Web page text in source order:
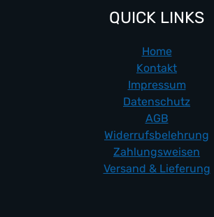
QUICK LINKS
Home
Kontakt
Impressum
Datenschutz
AGB
Widerrufsbelehrung
Zahlungsweisen
Versand & Lieferung